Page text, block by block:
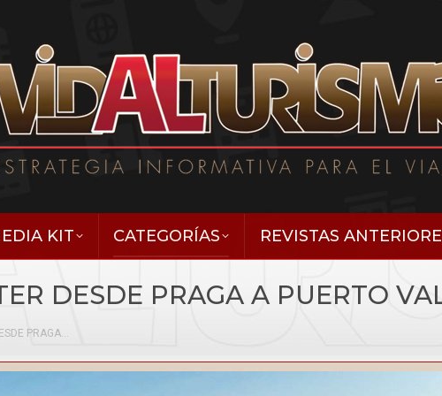
KIT CATEGORÍAS REVISTAS
DESDE PRAGA A PUERTO
PRAGA…